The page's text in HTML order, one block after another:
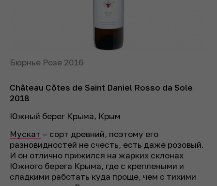
Бюрнье Розе 2016
Château Côtes de Saint Daniel Rosso da Sole
2018
Южный берег Крыма, Крым
Мускат – сорт древний, поэтому его
разновидностей не счесть, есть даже розовый.
И он отлично прижился на жарких склонах
Южного берега Крыма, где с креплеными и
сладкими работать куда проще, чем с тихими